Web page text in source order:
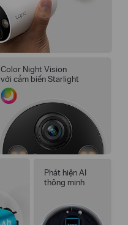
Phát hiện AI
thông minh
Color Night Vision
với cảm biến Starlight